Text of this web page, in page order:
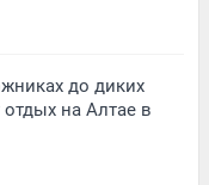
до диких
на Алтае в